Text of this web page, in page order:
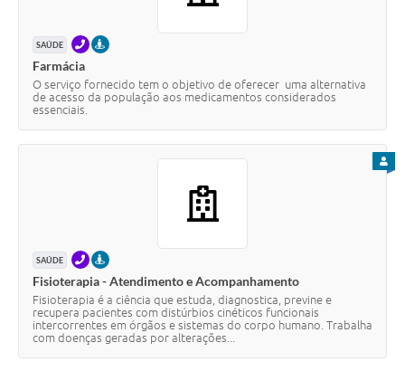
SAÚDE TELEFONEPRESENCIAL
Farmácia
O serviço fornecido tem o objetivo de oferecer uma alternativa
de acesso da população aos medicamentos considerados
essenciais.
SAÚDE TELEFONEPRESENCIAL
Fisioterapia - Atendimento e Acompanhamento
Fisioterapia é a ciência que estuda, diagnostica, previne e
recupera pacientes com distúrbios cinéticos funcionais
intercorrentes em órgãos e sistemas do corpo humano. Trabalha
com doenças geradas por alterações...